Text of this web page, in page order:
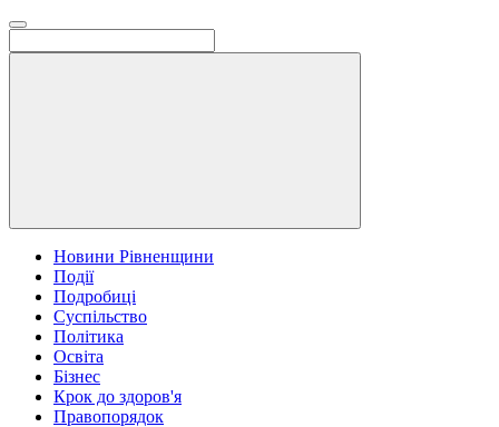
Новини Рівненщини
Події
Подробиці
Суспільство
Політика
Освіта
Бізнес
Крок до здоров'я
Правопорядок